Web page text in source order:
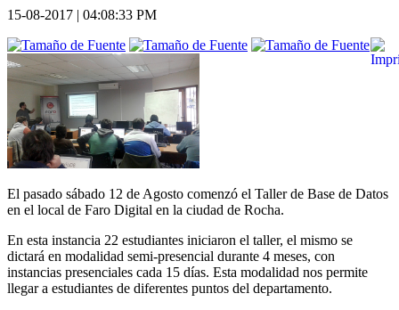
15-08-2017 | 04:08:33 PM
El pasado sábado 12 de Agosto comenzó el Taller de Base de Datos
en el local de Faro Digital en la ciudad de Rocha.
En esta instancia 22 estudiantes iniciaron el taller, el mismo se
dictará en modalidad semi-presencial durante 4 meses, con
instancias presenciales cada 15 días. Esta modalidad nos permite
llegar a estudiantes de diferentes puntos del departamento.